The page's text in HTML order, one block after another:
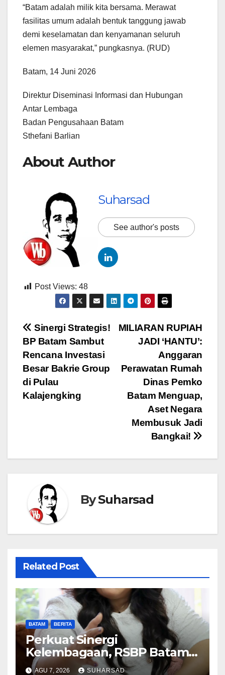
“Batam adalah milik kita bersama. Merawat
fasilitas umum adalah bentuk tanggung jawab
demi keselamatan dan kenyamanan seluruh
elemen masyarakat,” pungkasnya. (RUD)
Batam, 14 Juni 2026
Direktur Diseminasi Informasi dan Hubungan
Antar Lembaga
Badan Pengusahaan Batam
Sthefani Barlian
About Author
Suharsad
See author's posts
Post Views: 48
Navigasi
pos
MILIARAN RUPIAH
JADI ‘HANTU’:
Anggaran
Perawatan Rumah
Dinas Pemko
Batam Menguap,
Aset Negara
Membusuk Jadi
Bangkai!
Sinergi Strategis!
BP Batam Sambut
Rencana Investasi
Besar Bakrie Group
di Pulau
Kalajengking
BySuharsad
Related Post
BATAM BERITA
Perkuat Sinergi
Kelembagaan, RSBP Batam
dan BPOM Pastikan
AGU 7, 2026 SUHARSAD